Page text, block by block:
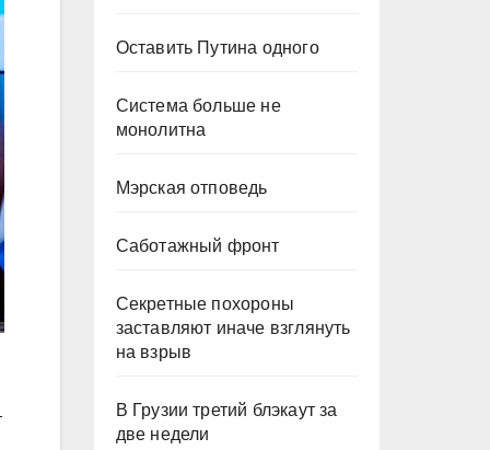
Оставить Путина одного
Система больше не
монолитна
Мэрская отповедь
Саботажный фронт
Секретные похороны
заставляют иначе взглянуть
на взрыв
В Грузии третий блэкаут за
две недели